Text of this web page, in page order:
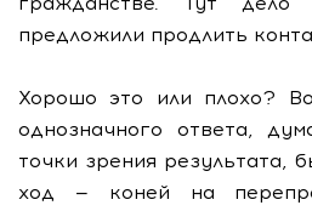
предложили продлить
Хорошо это или плохо?
однозначного ответа,
точки зрения результата,
ход — коней на